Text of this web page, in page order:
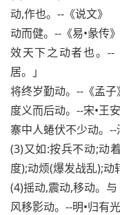
动,作也。--《说文》
动而健。--《易•彖传
效天下之动者也。
居。」
将终岁勤动。--《孟子
度义而后动。--宋•王
寨中人蜷伏不少动。--
(3)又如:按兵不动;动
度);动烦(爆发战乱);动
(4)摇动,震动,移动。
风移影动。--明•归有